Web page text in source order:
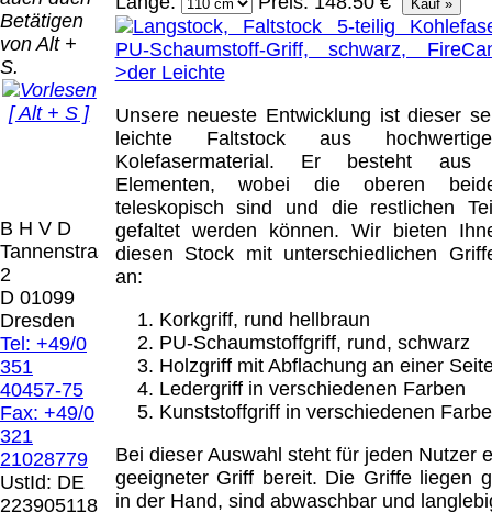
Betätigen
von Alt +
S.
[ Alt + S ]
B H V D
Tannenstrasse
2
D 01099
Dresden
Tel: +49/0
351
40457-75
Fax: +49/0
321
21028779
UstId: DE
223905118
Unsere neueste Entwicklung ist dieser
leichte Faltstock aus
Kolefasermaterial. Er besteht aus
Elementen, wobei die oberen
teleskopisch sind und die restlichen
gefaltet werden können. Wir bieten
diesen Stock mit unterschiedlichen
an:
Korkgriff, rund hellbraun
PU-Schaumstoffgriff, rund, schwarz
Holzgriff mit Abflachung an einer
Ledergriff in verschiedenen Farben
Kunststoffgriff in verschiedenen
Bei dieser Auswahl steht für jeden Nutzer
geeigneter Griff bereit. Die Griffe liegen
in der Hand, sind abwaschbar und
Der Versand erfolgt
als versichertes
Paket.
Selbstabholung
vom Büro oder
von
Ausstellungen:
0.00 €
Versandart
erhalten Sie per
und die
Rechnung /
Lieferschein. Sie
erhalten also
keinen
Datenträger.
Die in diesem Dokument genannten
Warenzeichen sind Eigentum der jeweiligen
Firmen. Preisänderungen, Irrtümer und
technische Änderungen vorbehalten.
letzte Änderung: 1. März 2025 Blinden
Hilfsmittel Vertrieb Dresden,
Mit einem Urteil vom 12.05.1998 - 312 O
85/98 - Haftung für Links hat das Landgericht
Hamburg entschieden, dass man durch die
2026
Wir
[ 1958 ]